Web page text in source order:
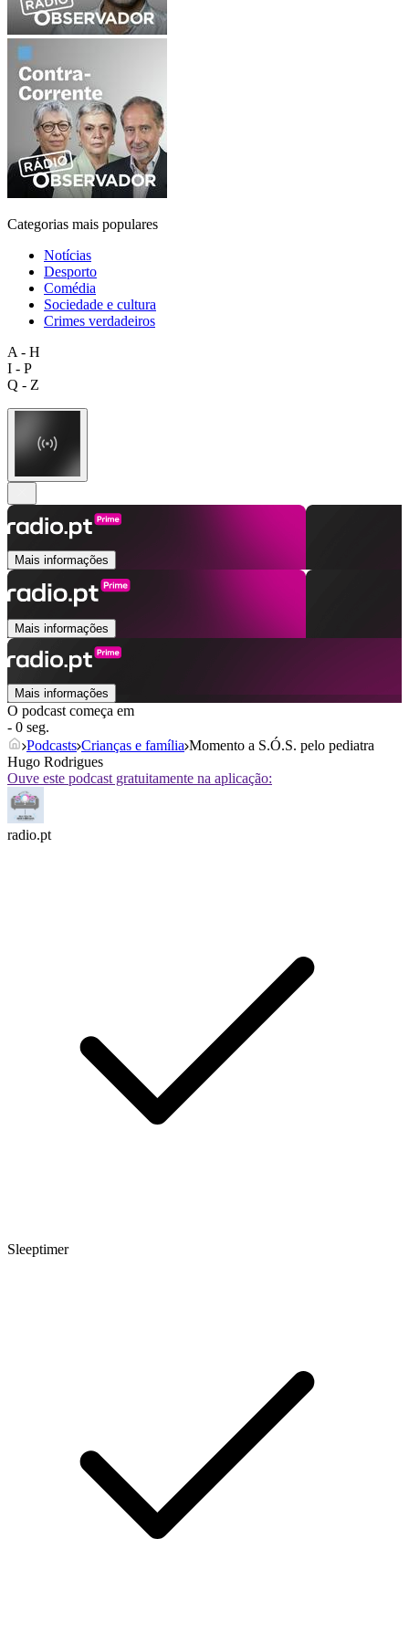
Categorias mais populares
Notícias
Desporto
Comédia
Sociedade e cultura
Crimes verdadeiros
A - H
I - P
Q - Z
Mais informações
Mais informações
Mais informações
O podcast começa em
- 0 seg.
Podcasts Crianças e família Momento a S.Ó.S. pelo pediatra
Hugo Rodrigues
Ouve este podcast gratuitamente na aplicação:
radio.pt
Sleeptimer